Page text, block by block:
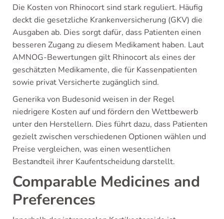
Die Kosten von Rhinocort sind stark reguliert. Häufig
deckt die gesetzliche Krankenversicherung (GKV) die
Ausgaben ab. Dies sorgt dafür, dass Patienten einen
besseren Zugang zu diesem Medikament haben. Laut
AMNOG-Bewertungen gilt Rhinocort als eines der
geschätzten Medikamente, die für Kassenpatienten
sowie privat Versicherte zugänglich sind.
Generika von Budesonid weisen in der Regel
niedrigere Kosten auf und fördern den Wettbewerb
unter den Herstellern. Dies führt dazu, dass Patienten
gezielt zwischen verschiedenen Optionen wählen und
Preise vergleichen, was einen wesentlichen
Bestandteil ihrer Kaufentscheidung darstellt.
Comparable Medicines and
Preferences